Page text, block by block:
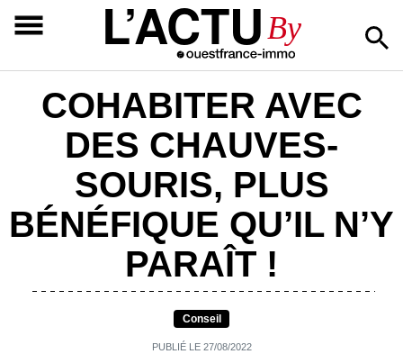
L’ACTUBy
COHABITER AVEC
DES CHAUVES-
SOURIS, PLUS
BÉNÉFIQUE QU’IL N’Y
PARAÎT !
Conseil
PUBLIÉ LE 27/08/2022